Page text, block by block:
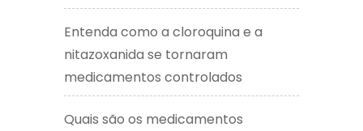
Entenda como a cloroquina e a
nitazoxanida se tornaram
medicamentos controlados
Quais são os medicamentos